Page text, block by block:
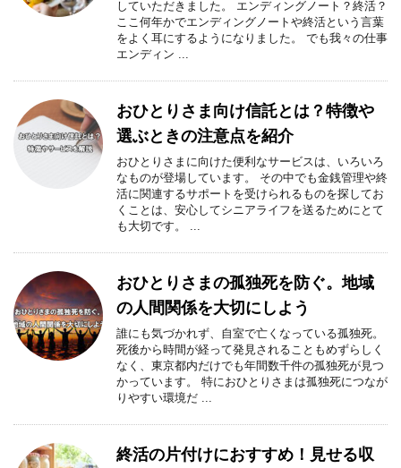
していただきました。 エンディングノート？終活？
ここ何年かでエンディングノートや終活という言葉
をよく耳にするようになりました。 でも我々の仕事
エンディン ...
おひとりさま向け信託とは？特徴や
選ぶときの注意点を紹介
おひとりさまに向けた便利なサービスは、いろいろ
なものが登場しています。 その中でも金銭管理や終
活に関連するサポートを受けられるものを探してお
くことは、安心してシニアライフを送るためにとて
も大切です。 ...
おひとりさまの孤独死を防ぐ。地域
の人間関係を大切にしよう
誰にも気づかれず、自室で亡くなっている孤独死。
死後から時間が経って発見されることもめずらしく
なく、東京都内だけでも年間数千件の孤独死が見つ
かっています。 特におひとりさまは孤独死につなが
りやすい環境だ ...
終活の片付けにおすすめ！見せる収